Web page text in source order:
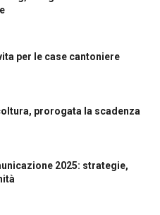
per le case cantoniere
prorogata la scadenza
2025: strategie,